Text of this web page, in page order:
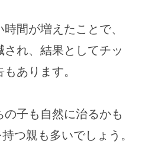
間が増えたことで、
れ、結果としてチッ
あります。
の子も自然に治るかも
つ親も多いでしょう。